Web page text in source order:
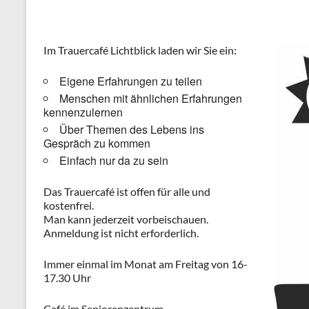
Im Trauercafé Lichtblick laden wir Sie ein:
Eigene Erfahrungen zu teilen
Menschen mit ähnlichen Erfahrungen
kennenzulernen
Über Themen des Lebens ins
Gespräch zu kommen
Einfach nur da zu sein
Das Trauercafé ist offen für alle und
kostenfrei.
Man kann jederzeit vorbeischauen.
Anmeldung ist nicht erforderlich.
Immer einmal im Monat am Freitag von 16-
17.30 Uhr